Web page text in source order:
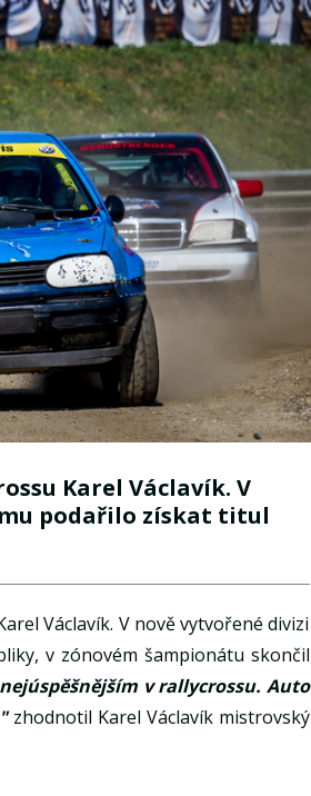
Karel Václavík. V
podařilo získat titul
Václavík. V nově vytvořené divizi
v zónovém šampionátu skončil
v rallycrossu. Auto
zhodnotil Karel Václavík mistrovský